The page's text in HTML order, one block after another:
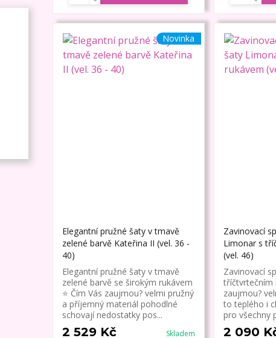
Novinka
Elegantní pružné šaty v tmavě
zelené barvě Kateřina II (vel. 36 -
40)
Elegantní pružné šaty v tmavě
zelené barvě se širokým rukávem
⭐ Čím Vás zaujmou? velmi pružný
a příjemný materiál pohodlné
schovají nedostatky pos...
2 529 Kč Skladem
Zavinovací
Limonar s
(vel. 46)
Zavinovací
tříčtvrtečním
zaujmou?
to teplého i
pro všechny
2 090